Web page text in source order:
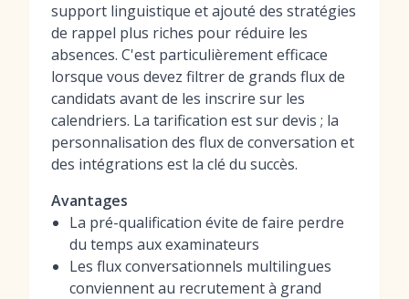
support linguistique et ajouté des stratégies
de rappel plus riches pour réduire les
absences. C'est particulièrement efficace
lorsque vous devez filtrer de grands flux de
candidats avant de les inscrire sur les
calendriers. La tarification est sur devis ; la
personnalisation des flux de conversation et
des intégrations est la clé du succès.
Avantages
La pré-qualification évite de faire perdre
du temps aux examinateurs
Les flux conversationnels multilingues
conviennent au recrutement à grand